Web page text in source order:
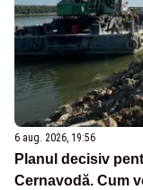
6 aug. 2026, 19:56
Planul decisiv
Cernavodă. Cum